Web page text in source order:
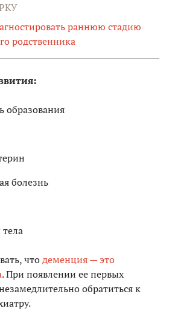
раннюю стадию
родственника
образования
болезнь
чтодеменция — это
. При появлении ее первых
обратиться к